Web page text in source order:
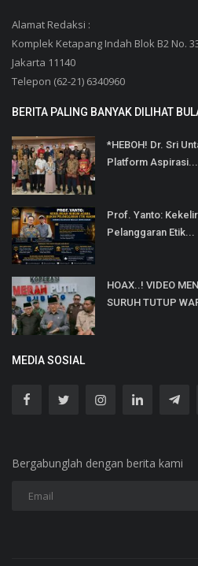
Alamat Redaksi :
Komplek Ketapang Indah Blok B2 No.
Jakarta 11140
Telepon (62-21) 6340960
BERITA PALING BANYAK DILIHAT
*HEBOH! Dr. Sri
Platform Aspirasi...
Prof. Yanto:
Pelanggaran Etik...
HOAX..! VIDEO
SURUH TUTUP
MEDIA SOSIAL
Bergabunglah dengan berita kami